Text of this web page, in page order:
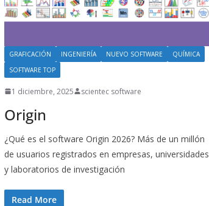
GRAFICACIÓN INGENIERÍA NUEVO SOFTWARE
QUÍMICA
SOFTWARE TOP
1 diciembre, 2025 scientec software
Origin
¿Qué es el software Origin 2026? Más de un millón
de usuarios registrados en empresas, universidades
y laboratorios de investigación
Read More